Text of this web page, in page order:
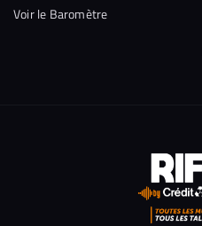
Voir le Baromètre